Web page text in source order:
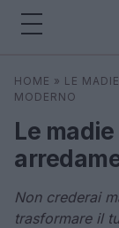
Cerca
HOME » LE
MODERNO
Le
Non crederai
trasformare il